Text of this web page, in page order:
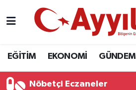
EĞİTİM EKONOMİ GÜNDEM
Nöbetçi Eczaneler